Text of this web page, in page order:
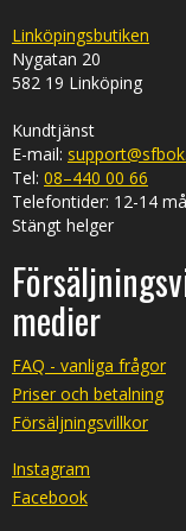
Linköpingsbutiken
Nygatan 20
582 19 Linköping
Kundtjänst
E-mail:
Tel: 08–440 00 66
Telefontider: 12-14
Stängt helger
medier
FAQ - vanliga frågor
Priser och betalning
Försäljningsvillkor
Instagram
Facebook